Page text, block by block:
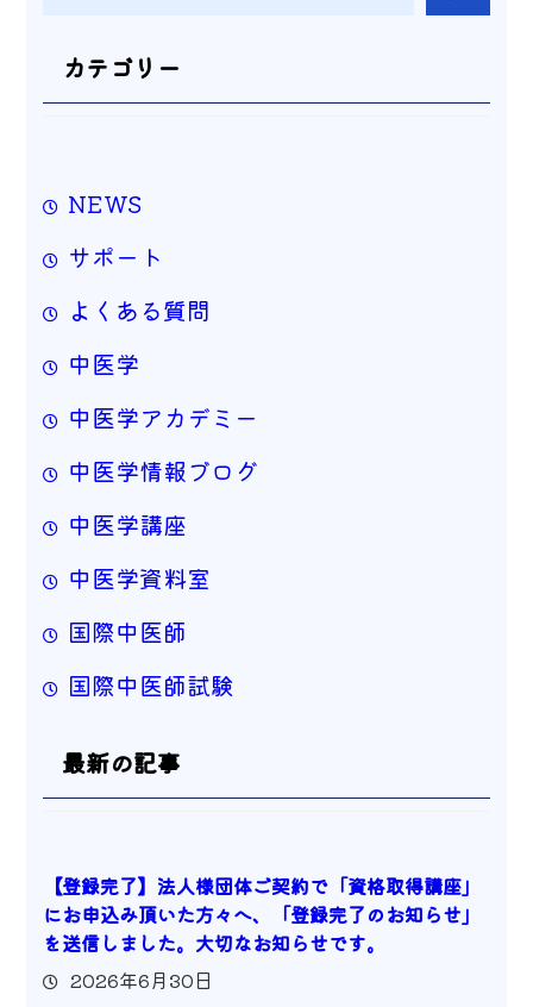
カテゴリー
NEWS
サポート
よくある質問
中医学
中医学アカデミー
中医学情報ブログ
中医学講座
中医学資料室
国際中医師
国際中医師試験
最新の記事
【登録完了】法人様団体ご契約で「資格取得講座」
にお申込み頂いた方々へ、「登録完了のお知らせ」
を送信しました。大切なお知らせです。
2026年6月30日